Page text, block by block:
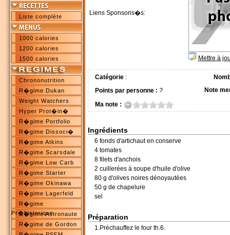
Liste complète
1000 calories
1200 calories
1500 calories
Chrononutrition
R�gime Dukan
Weight Watchers
Hyper Prot�in�
R�gime Portfolio
R�gime Dissoci�
R�gime Atkins
R�gime Scarsdale
R�gime Low Carb
R�gime Starter
R�gime Okinawa
R�gime Lagerfeld
R�gime
Pr�historique
R�gime Astronaute
R�gime de Gordon
Liens Sponsoris�s:
Mettre à
Catégorie:
Points par personne : ?
Note
Ma note :
Ingrédients
6 fonds d'artichaut en conserve
4 tomates
8 filets d'anchois
2 cuillerées à soupe d'huile d'olive
80 g d'olives noires dénoyautées
50 g de chapelure
sel
Préparation
1.Préchauffez le four th.6.